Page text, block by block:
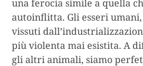
una ferocia simile a quella
autoinflitta. Gli esseri
vissuti
più violenta mai esistita. A
gli altri animali, siamo